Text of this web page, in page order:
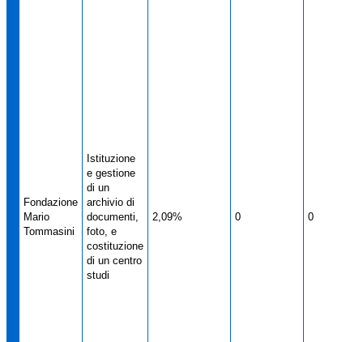
Fondazione
Mario
Tommasini
Istituzione
e gestione
di un
archivio di
documenti,
foto, e
costituzione
di un centro
studi
2,09% 0 0